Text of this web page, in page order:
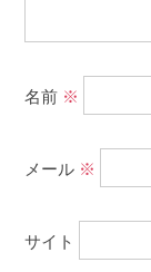
名前 ※
メール ※
サイト